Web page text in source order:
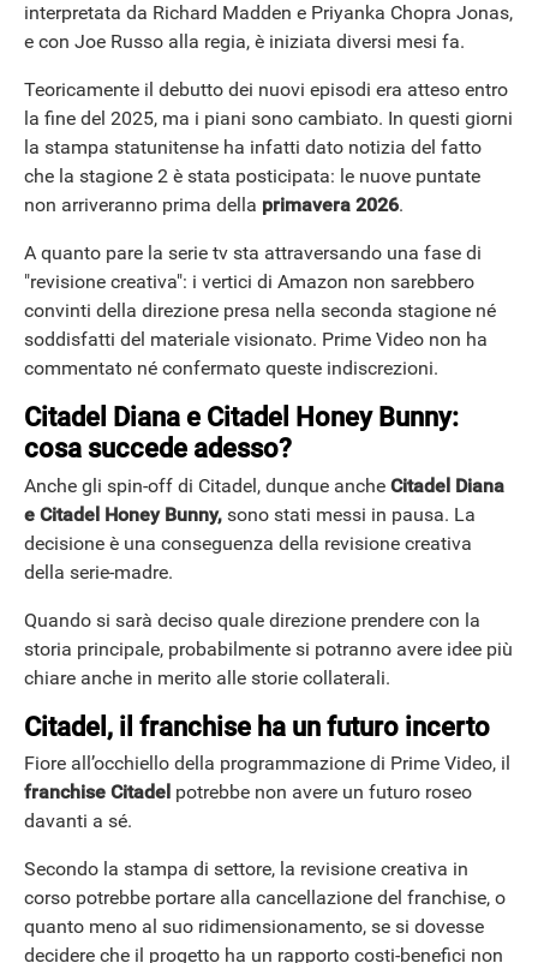
ANDROID
interpretata da Richard Madden e Priyanka Chopra Jonas,
e con Joe Russo alla regia, è iniziata diversi mesi fa.
Teoricamente il debutto dei nuovi episodi era atteso entro
la fine del 2025, ma i piani sono cambiato. In questi giorni
la stampa statunitense ha infatti dato notizia del fatto
che la stagione 2 è stata posticipata: le nuove puntate
non arriveranno prima della primavera 2026.
A quanto pare la serie tv sta attraversando una fase di
"revisione creativa": i vertici di Amazon non sarebbero
convinti della direzione presa nella seconda stagione né
soddisfatti del materiale visionato. Prime Video non ha
commentato né confermato queste indiscrezioni.
Citadel Diana e Citadel Honey Bunny:
cosa succede adesso?
Anche gli spin-off di Citadel, dunque anche Citadel Diana
e Citadel Honey Bunny, sono stati messi in pausa. La
decisione è una conseguenza della revisione creativa
della serie-madre.
Quando si sarà deciso quale direzione prendere con la
storia principale, probabilmente si potranno avere idee più
chiare anche in merito alle storie collaterali.
Citadel, il franchise ha un futuro incerto
Fiore all’occhiello della programmazione di Prime Video, il
franchise Citadel potrebbe non avere un futuro roseo
davanti a sé.
Secondo la stampa di settore, la revisione creativa in
corso potrebbe portare alla cancellazione del franchise, o
quanto meno al suo ridimensionamento, se si dovesse
decidere che il progetto ha un rapporto costi-benefici non